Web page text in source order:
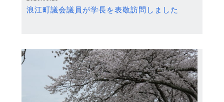
浪江町議会議員が学長を表敬訪問しました